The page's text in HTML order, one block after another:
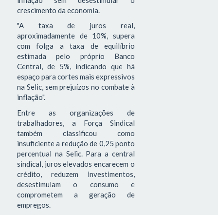
crescimento da economia.
"A taxa de juros real,
aproximadamente de 10%, supera
com folga a taxa de equilíbrio
estimada pelo próprio Banco
Central, de 5%, indicando que há
espaço para cortes mais expressivos
na Selic, sem prejuízos no combate à
inflação".
Entre as organizações de
trabalhadores, a Força Sindical
também classificou como
insuficiente a redução de 0,25 ponto
percentual na Selic. Para a central
sindical, juros elevados encarecem o
crédito, reduzem investimentos,
desestimulam o consumo e
comprometem a geração de
empregos.